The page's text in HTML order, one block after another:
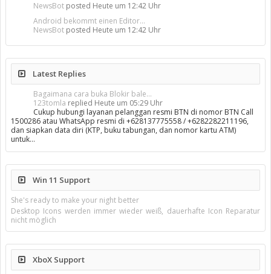
NewsBot posted Heute um 12:42 Uhr
Android bekommt einen Editor...
NewsBot posted Heute um 12:42 Uhr
Latest Replies
Bagaimana cara buka Blokir bale...
123tomla replied Heute um 05:29 Uhr
Cukup hubungi layanan pelanggan resmi BTN di nomor BTN Call
1500286 atau WhatsApp resmi di +628137775558 / +6282282211196,
dan siapkan data diri (KTP, buku tabungan, dan nomor kartu ATM)
untuk…
Win 11 Support
She's ready to make your night better
Desktop Icons werden immer wieder weiß, dauerhafte Icon Reparatur
nicht möglich
XboX Support